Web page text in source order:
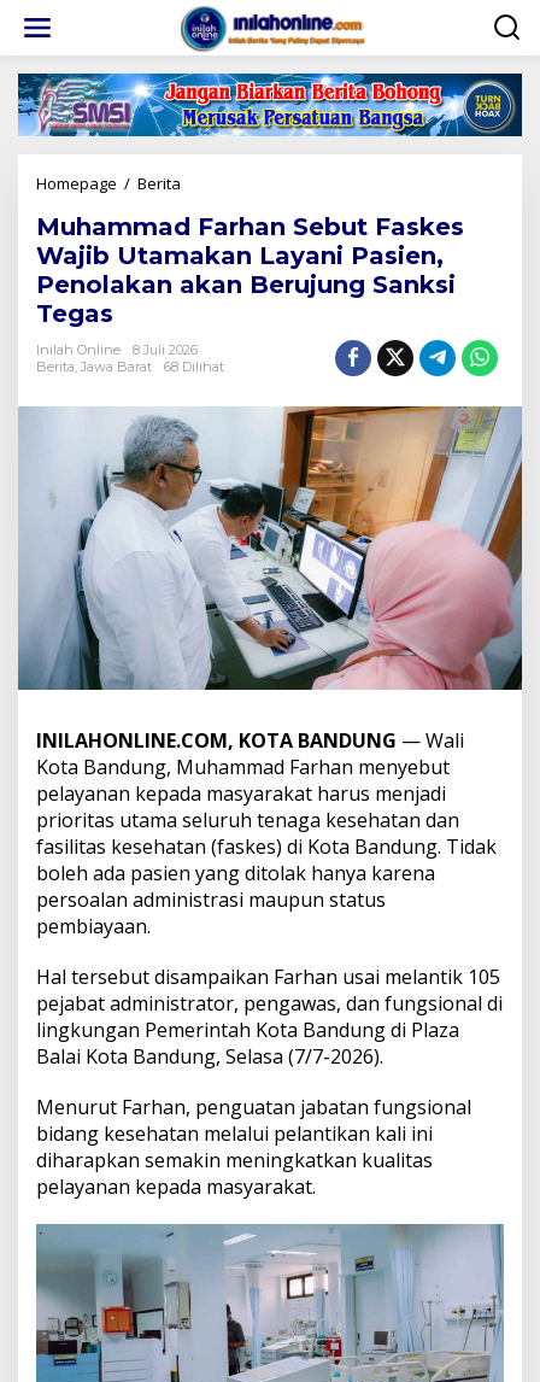
konten
Homepage / Berita
Sebut
Faskes
Wajib
Utamakan
Penolakan
akan
Sanksi
Tegas
Muhammad Farhan Sebut Faskes
Wajib Utamakan Layani Pasien,
Penolakan akan Berujung Sanksi
Tegas
Inilah Online
8 Juli 2026
Berita Jawa Barat 68 Dilihat
INILAHONLINE.COM, KOTA BANDUNG — Wali
Kota Bandung, Muhammad Farhan menyebut
pelayanan kepada masyarakat harus menjadi
prioritas utama seluruh tenaga kesehatan dan
fasilitas kesehatan (faskes) di Kota Bandung. Tidak
boleh ada pasien yang ditolak hanya karena
persoalan administrasi maupun status
pembiayaan.
Hal tersebut disampaikan Farhan usai melantik 105
pejabat administrator, pengawas, dan fungsional di
lingkungan Pemerintah Kota Bandung di Plaza
Balai Kota Bandung, Selasa (7/7-2026).
Menurut Farhan, penguatan jabatan fungsional
bidang kesehatan melalui pelantikan kali ini
diharapkan semakin meningkatkan kualitas
pelayanan kepada masyarakat.